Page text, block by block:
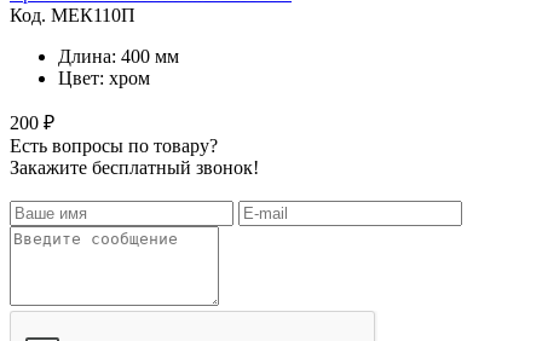
Код. MЕК110П
Длина: 400 мм
Цвет: хром
200 ₽
Есть вопросы по товару?
Закажите бесплатный звонок!